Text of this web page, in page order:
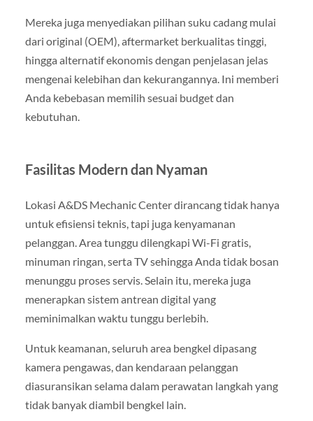
Mereka juga menyediakan pilihan suku cadang mulai
dari original (OEM), aftermarket berkualitas tinggi,
hingga alternatif ekonomis dengan penjelasan jelas
mengenai kelebihan dan kekurangannya. Ini memberi
Anda kebebasan memilih sesuai budget dan
kebutuhan.
Fasilitas Modern dan Nyaman
Lokasi A&DS Mechanic Center dirancang tidak hanya
untuk efisiensi teknis, tapi juga kenyamanan
pelanggan. Area tunggu dilengkapi Wi-Fi gratis,
minuman ringan, serta TV sehingga Anda tidak bosan
menunggu proses servis. Selain itu, mereka juga
menerapkan sistem antrean digital yang
meminimalkan waktu tunggu berlebih.
Untuk keamanan, seluruh area bengkel dipasang
kamera pengawas, dan kendaraan pelanggan
diasuransikan selama dalam perawatan langkah yang
tidak banyak diambil bengkel lain.